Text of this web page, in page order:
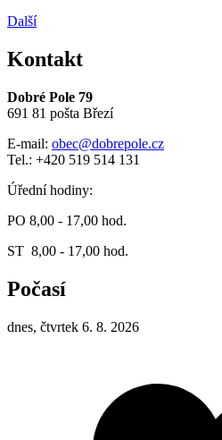
Další
Kontakt
Dobré Pole 79
691 81 pošta Březí
E-mail: obec@dobrepole.cz
Tel.: +420 519 514 131
Úřední hodiny:
PO 8,00 - 17,00 hod.
ST 8,00 - 17,00 hod.
Počasí
dnes, čtvrtek 6. 8. 2026